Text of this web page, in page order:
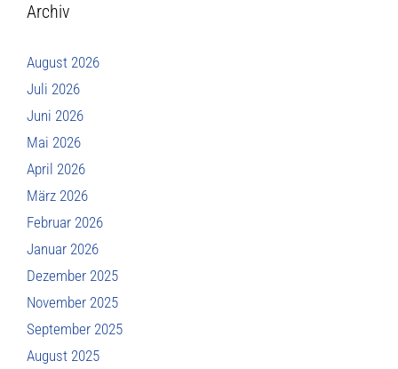
Archiv
August 2026
Juli 2026
Juni 2026
Mai 2026
April 2026
März 2026
Februar 2026
Januar 2026
Dezember 2025
November 2025
September 2025
August 2025